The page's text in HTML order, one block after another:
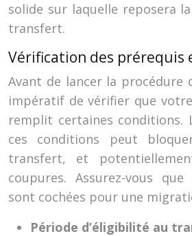
solide sur laquelle reposera
transfert.
Vérification des prérequis
Avant de lancer la
impératif de vérifier que
remplit certaines conditions.
ces conditions peut
transfert, et
coupures. Assurez-vous
sont cochées pour une
Période d’éligibilité au